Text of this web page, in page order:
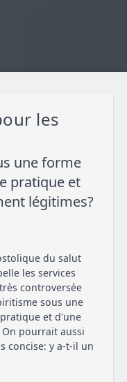
les
une forme
pratique et
légitimes?
du salut
les services
controversée
sous une
et d'une
pourrait aussi
concise: y a-t-il un